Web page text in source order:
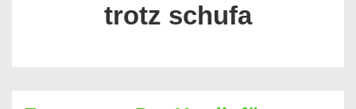
trotz schufa